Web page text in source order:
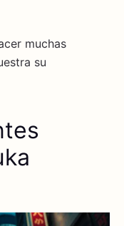
muchas
su